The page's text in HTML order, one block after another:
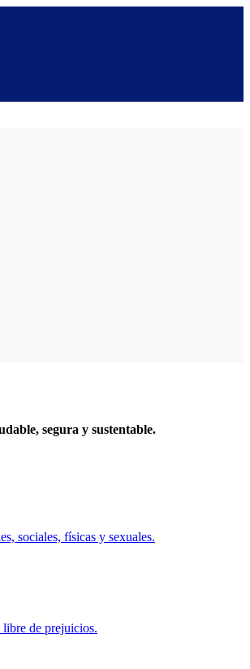
segura y sustentable.
sociales, físicas y sexuales.
de prejuicios.